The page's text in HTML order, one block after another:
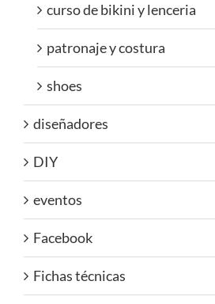
curso de bikini y lenceria
patronaje y costura
shoes
diseñadores
DIY
eventos
Facebook
Fichas técnicas